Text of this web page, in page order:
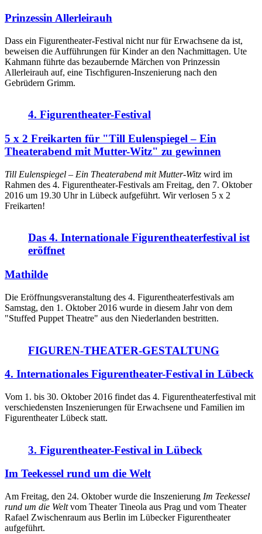
Prinzessin Allerleirauh
Dass ein Figurentheater-Festival nicht nur für Erwachsene da ist,
beweisen die Aufführungen für Kinder an den Nachmittagen. Ute
Kahmann führte das bezaubernde Märchen von Prinzessin
Allerleirauh auf, eine Tischfiguren-Inszenierung nach den
Gebrüdern Grimm.
4. Figurentheater-Festival
5 x 2 Freikarten für "Till Eulenspiegel – Ein
Theaterabend mit Mutter-Witz" zu gewinnen
Till Eulenspiegel – Ein Theaterabend mit Mutter-Witz wird im
Rahmen des 4. Figurentheater-Festivals am Freitag, den 7. Oktober
2016 um 19.30 Uhr in Lübeck aufgeführt. Wir verlosen 5 x 2
Freikarten!
Das 4. Internationale Figurentheaterfestival ist
eröffnet
Mathilde
Die Eröffnungsveranstaltung des 4. Figurentheaterfestivals am
Samstag, den 1. Oktober 2016 wurde in diesem Jahr von dem
"Stuffed Puppet Theatre" aus den Niederlanden bestritten.
FIGUREN-THEATER-GESTALTUNG
4. Internationales Figurentheater-Festival in Lübeck
Vom 1. bis 30. Oktober 2016 findet das 4. Figurentheaterfestival mit
verschiedensten Inszenierungen für Erwachsene und Familien im
Figurentheater Lübeck statt.
3. Figurentheater-Festival in Lübeck
Im Teekessel rund um die Welt
Am Freitag, den 24. Oktober wurde die Inszenierung Im Teekessel
rund um die Weltvom Theater Tineola aus Prag und vom Theater
Rafael Zwischenraum aus Berlin im Lübecker Figurentheater
aufgeführt.